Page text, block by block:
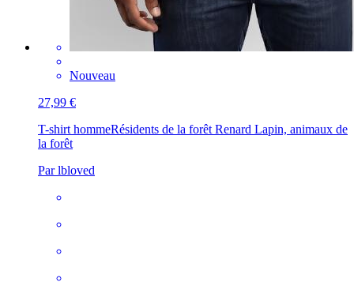
Nouveau
27,99 €
T-shirt hommeRésidents de la forêt Renard Lapin, animaux de
la forêt
Par lbloved